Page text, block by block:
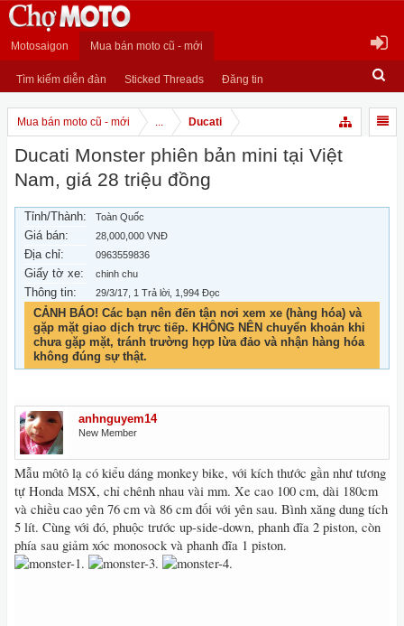
Motosaigon Mua bán moto cũ - mới
Tìm kiếm diễn đàn Sticked Threads Đăng tin
Mua bán moto cũ - mới ... Ducati
Ducati Monster phiên bản mini tại Việt
Nam, giá 28 triệu đồng
Tỉnh/Thành: Toàn Quốc
Giá bán: 28,000,000 VNĐ
Địa chỉ: 0963559836
Giấy tờ xe: chinh chu
Thông tin: 29/3/17 , 1 Trả lời, 1,994 Đọc
CẢNH BÁO! Các bạn nên đến tận nơi xem xe (hàng hóa) và
gặp mặt giao dịch trực tiếp. KHÔNG NÊN chuyển khoản khi
chưa gặp mặt, tránh trường hợp lừa đảo và nhận hàng hóa
không đúng sự thật.
anhnguyem14
New Member
Mẫu môtô lạ có kiểu dáng monkey bike, với kích thước gần như tương
tự Honda MSX, chỉ chênh nhau vài mm. Xe cao 100 cm, dài 180cm
và chiều cao yên 76 cm và 86 cm đối với yên sau. Bình xăng dung tích
5 lít. Cùng với đó, phuộc trước up-side-down, phanh đĩa 2 piston, còn
phía sau giảm xóc monosock và phanh đĩa 1 piston.